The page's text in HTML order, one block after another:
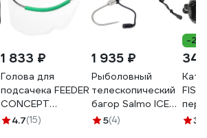
1 833 ₽
Голова для
подсачека FEEDER
CONCEPT
35х35см, леска
4.7(15)
1 935 ₽
Рыболовный
телескопический
багор Salmo ICE
GAFF 62 ZG-62
5(4)
-
FISHING
3